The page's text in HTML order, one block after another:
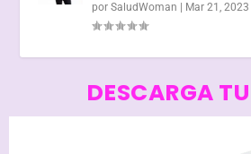
porSaludWoman Mar 21, 2023
DESCARGA